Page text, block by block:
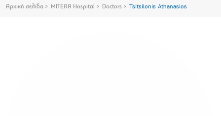
Αρχική σελίδα MITERA Hospital Doctors Tsitsilonis Athanasios